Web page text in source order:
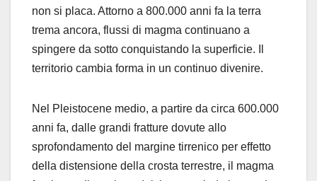
non si placa. Attorno a 800.000 anni fa la terra
trema ancora, flussi di magma continuano a
spingere da sotto conquistando la superficie. Il
territorio cambia forma in un continuo divenire.
Nel Pleistocene medio, a partire da circa 600.000
anni fa, dalle grandi fratture dovute allo
sprofondamento del margine tirrenico per effetto
della distensione della crosta terrestre, il magma